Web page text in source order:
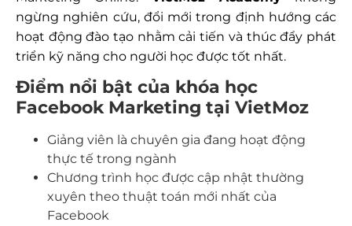
ngừng nghiên cứu, đổi mới trong định hướng các
hoạt động đào tạo nhằm cải tiến và thúc đẩy phát
triển kỹ năng cho người học được tốt nhất.
Điểm nổi bật của khóa học
Facebook Marketing tại VietMoz
Giảng viên là chuyên gia đang hoạt động
thực tế trong ngành
Chương trình học được cập nhật thường
xuyên theo thuật toán mới nhất của
Facebook